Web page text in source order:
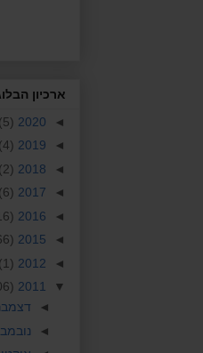
ארכיון
◄
2020
(5)
◄
2019
(4)
◄
2018
(2)
◄
2017
(6)
◄
2016
◄
2015
◄
2012
(1)
▼
2011
◄
◄